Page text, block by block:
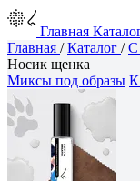
Главная
Главная /Каталог /С
Носик щенка
Миксы под образы К